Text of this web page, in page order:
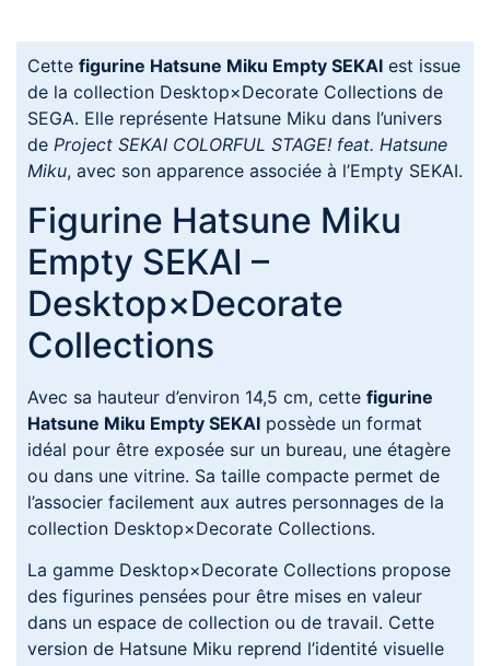
Cette figurine Hatsune Miku Empty SEKAI est issue
de la collection Desktop×Decorate Collections de
SEGA. Elle représente Hatsune Miku dans l’univers
de Project SEKAI COLORFUL STAGE! feat. Hatsune
Miku, avec son apparence associée à l’Empty SEKAI.
Figurine Hatsune Miku
Empty SEKAI –
Desktop×Decorate
Collections
Avec sa hauteur d’environ 14,5 cm, cette figurine
Hatsune Miku Empty SEKAI possède un format
idéal pour être exposée sur un bureau, une étagère
ou dans une vitrine. Sa taille compacte permet de
l’associer facilement aux autres personnages de la
collection Desktop×Decorate Collections.
La gamme Desktop×Decorate Collections propose
des figurines pensées pour être mises en valeur
dans un espace de collection ou de travail. Cette
version de Hatsune Miku reprend l’identité visuelle